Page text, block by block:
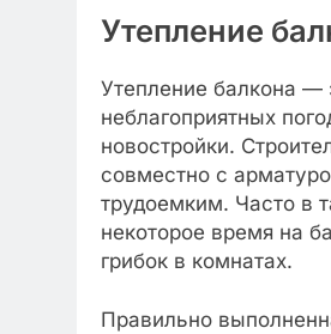
Утепление
Утепление балкона —
неблагоприятных
новостройки.
совместно с
трудоемким. Часто в
некоторое время на
грибок в комнатах.
Правильно